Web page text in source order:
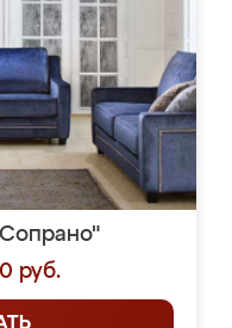
руб.